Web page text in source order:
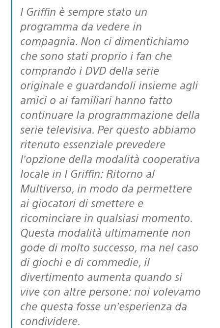
I Griffin è sempre stato un
programma da vedere in
compagnia. Non ci dimentichiamo
che sono stati proprio i fan che
comprando i DVD della serie
originale e guardandoli insieme agli
amici o ai familiari hanno fatto
continuare la programmazione della
serie televisiva. Per questo abbiamo
ritenuto essenziale prevedere
l’opzione della modalità cooperativa
locale in I Griffin: Ritorno al
Multiverso, in modo da permettere
ai giocatori di smettere e
ricominciare in qualsiasi momento.
Questa modalità ultimamente non
gode di molto successo, ma nel caso
di giochi e di commedie, il
divertimento aumenta quando si
vive con altre persone: noi volevamo
che questa fosse un’esperienza da
condividere.